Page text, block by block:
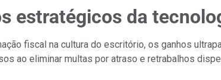
estratégicos da
fiscal na cultura do escritório, os ganhos
ao eliminar multas por atraso e retrabalhos